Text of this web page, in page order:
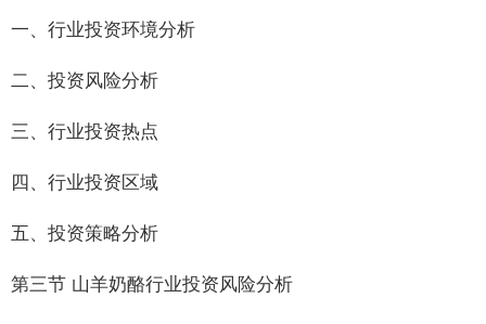
一、行业投资环境分析
二、投资风险分析
三、行业投资热点
四、行业投资区域
五、投资策略分析
第三节 山羊奶酪行业投资风险分析